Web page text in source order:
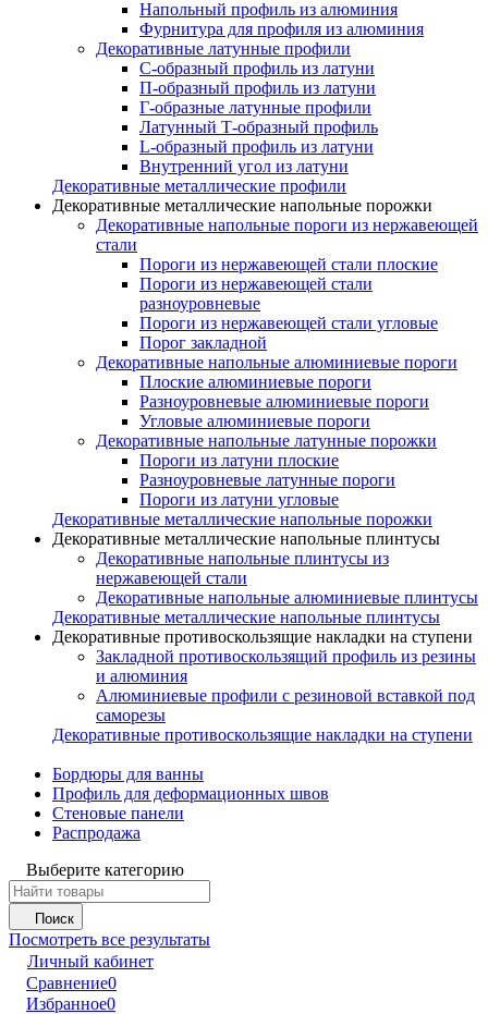
Напольный профиль из алюминия
Фурнитура для профиля из алюминия
Декоративные латунные профили
C-образный профиль из латуни
П-образный профиль из латуни
Г-образные латунные профили
Латунный Т-образный профиль
L-образный профиль из латуни
Внутренний угол из латуни
Декоративные металлические профили
Декоративные металлические напольные порожки
Декоративные напольные пороги из нержавеющей
стали
Пороги из нержавеющей стали плоские
Пороги из нержавеющей стали
разноуровневые
Пороги из нержавеющей стали угловые
Порог закладной
Декоративные напольные алюминиевые пороги
Плоские алюминиевые пороги
Разноуровневые алюминиевые пороги
Угловые алюминиевые пороги
Декоративные напольные латунные порожки
Пороги из латуни плоские
Разноуровневые латунные пороги
Пороги из латуни угловые
Декоративные металлические напольные порожки
Декоративные металлические напольные плинтусы
Декоративные напольные плинтусы из
нержавеющей стали
Декоративные напольные алюминиевые плинтусы
Декоративные металлические напольные плинтусы
Декоративные противоскользящие накладки на ступени
Закладной противоскользящий профиль из резины
и алюминия
Алюминиевые профили с резиновой вставкой под
саморезы
Декоративные противоскользящие накладки на ступени
Бордюры для ванны
Профиль для деформационных швов
Стеновые панели
Распродажа
Выберите категорию
Поиск
Посмотреть все результаты
Личный кабинет
Сравнение0
Избранное0